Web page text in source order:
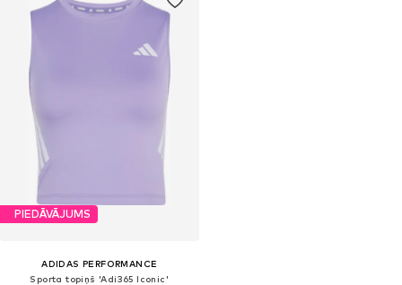
PIEDĀVĀJUMS
ADIDAS PERFORMANCE
Sporta topiņš 'Adi365 Iconic'